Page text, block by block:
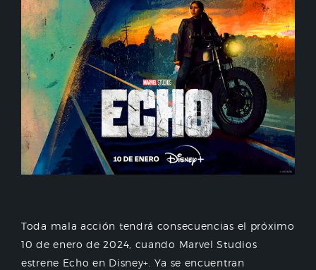
Toda mala acción tendrá consecuencias el próximo
10 de enero de 2024, cuando Marvel Studios
estrene Echo en Disney+. Ya se encuentran